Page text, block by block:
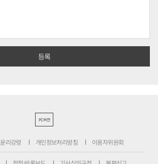
PC버전
윤리강령 개인정보처리방침 이용자위원회